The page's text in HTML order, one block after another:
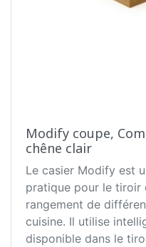
Modify coupe,
chêne clair
Le casier Modify est
pratique pour le tiroir
rangement de
cuisine. Il utilise
disponible dans le